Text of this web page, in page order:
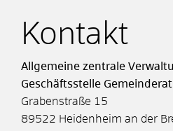
Kontakt
Allgemeine zentrale
Geschäftsstelle Gemeinderat
Grabenstraße 15
89522 Heidenheim an der